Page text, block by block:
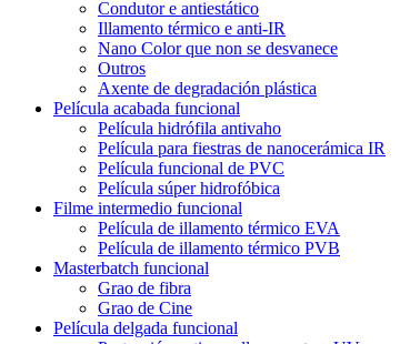
Condutor e antiestático
Illamento térmico e anti-IR
Nano Color que non se desvanece
Outros
Axente de degradación plástica
Película acabada funcional
Película hidrófila antivaho
Película para fiestras de nanocerámica IR
Película funcional de PVC
Película súper hidrofóbica
Filme intermedio funcional
Película de illamento térmico EVA
Película de illamento térmico PVB
Masterbatch funcional
Grao de fibra
Grao de Cine
Película delgada funcional